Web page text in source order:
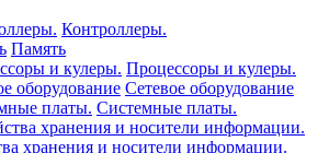
Контроллеры.
Память
Процессоры и кулеры.
Сетевое оборудование
Системные платы.
хранения и носители информации.